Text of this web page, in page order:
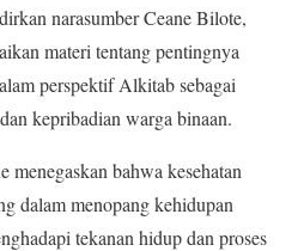
narasumber Ceane Bilote,
materi tentang pentingnya
perspektif Alkitab sebagai
kepribadian warga binaan.
menegaskan bahwa kesehatan
dalam menopang kehidupan
tekanan hidup dan proses